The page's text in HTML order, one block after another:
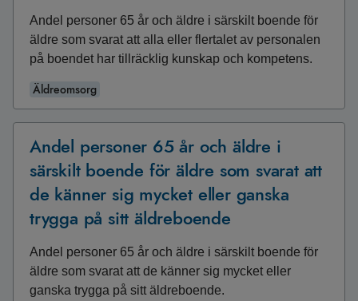
Andel personer 65 år och äldre i särskilt boende för
äldre som svarat att alla eller flertalet av personalen
på boendet har tillräcklig kunskap och kompetens.
Äldreomsorg
Andel personer 65 år och äldre i
särskilt boende för äldre som svarat att
de känner sig mycket eller ganska
trygga på sitt äldreboende
Andel personer 65 år och äldre i särskilt boende för
äldre som svarat att de känner sig mycket eller
ganska trygga på sitt äldreboende.